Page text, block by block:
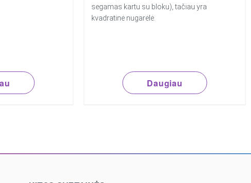
segamas kartu su bloku), tačiau yra
kvadratinė nugarėlė.
Daugiau